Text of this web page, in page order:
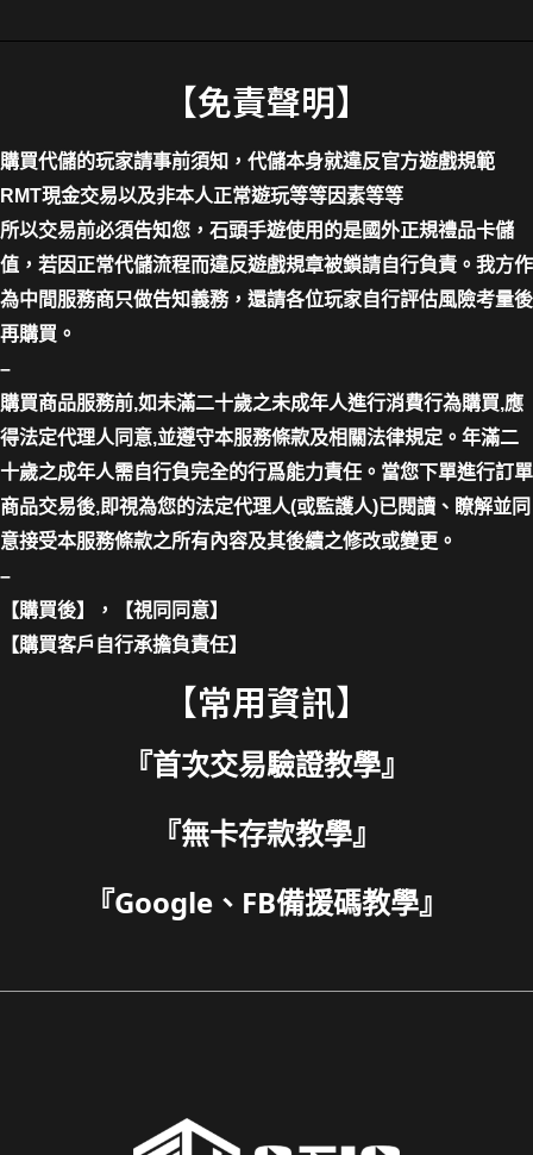
【免責聲明】
購買代儲的玩家請事前須知，代儲本身就違反官方遊戲規範
RMT現金交易以及非本人正常遊玩等等因素等等
所以交易前必須告知您，石頭手遊使用的是國外正規禮品卡儲
值，若因正常代儲流程而違反遊戲規章被鎖請自行負責。我方作
為中間服務商只做告知義務，還請各位玩家自行評估風險考量後
再購買。
–
購買商品服務前,如未滿二十歲之未成年人進行消費行為購買,應
得法定代理人同意,並遵守本服務條款及相關法律規定。年滿二
十歲之成年人需自行負完全的行爲能力責任。當您下單進行訂單
商品交易後,即視為您的法定代理人(或監護人)已閱讀、瞭解並同
意接受本服務條款之所有內容及其後續之修改或變更。
–
【購買後】，【視同同意】
【購買客戶自行承擔負責任】
【常用資訊】
『首次交易驗證教學』
『無卡存款教學』
『Google、FB備援碼教學』